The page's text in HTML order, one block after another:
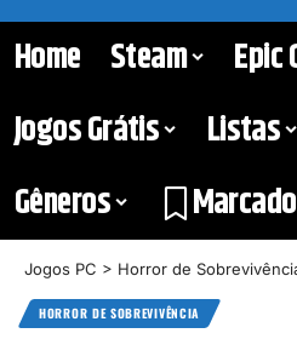
Home Steam
Epic
Jogos Grátis
Listas
Gêneros
Jogos PC > Horror de
HORROR DE SOBREVIVÊNCIA